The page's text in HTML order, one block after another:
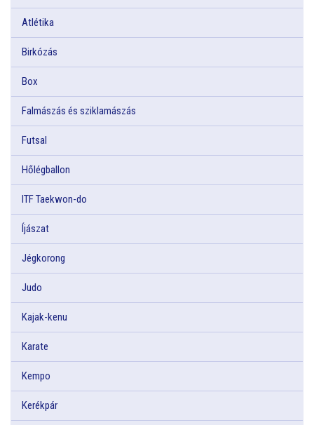
Atlétika
Birkózás
Box
Falmászás és sziklamászás
Futsal
Hőlégballon
ITF Taekwon-do
Íjászat
Jégkorong
Judo
Kajak-kenu
Karate
Kempo
Kerékpár